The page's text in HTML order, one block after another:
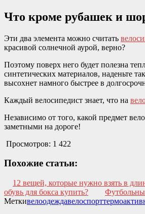
Что кроме рубашек и
Эти два элемента можно считать
красивой солнечной аурой, верно?
Поэтому поверх него будет полезна
синтетических материалов, наденьте
высохнет намного быстрее в
Каждый велосипедист знает, что на
Независимо от того, какой предмет
заметными на дороге!
Просмотров: 1 422
Похожие статьи:
12 вещей, которые нужно взять в
обувь для бокса купить?
Меткивелоодеждавелоспорт